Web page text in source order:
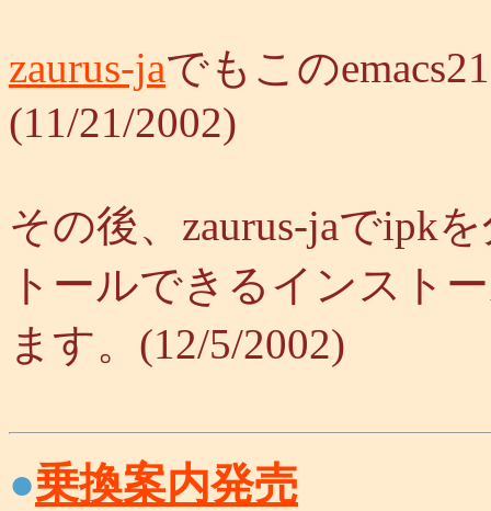
zaurus-jaでもこの
(11/21/2002)
その後、zaurus-jaでipk
トールできるインスト
ます。(12/5/2002)
●乗換案内発売